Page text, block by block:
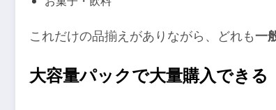
これだけの品揃えがありながら、どれも一
大容量パックで大量購入できる